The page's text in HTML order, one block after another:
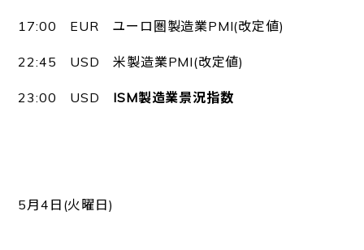
17:00 EUR ユーロ圏製造業PMI(改定値)
22:45 USD 米製造業PMI(改定値)
23:00 USD ISM製造業景況指数
5月4日(火曜日)